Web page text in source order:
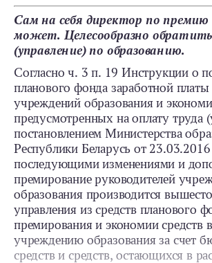
Сам на себя директор по
может. Целесообразно
(управление) по образованию.
Согласно ч. 3 п. 19 Инструкции о
планового фонда заработной платы
учреждений образования и
предусмотренных на оплату труда
постановлением Министерства
Республики Беларусь от
последующими изменениями и
премирование руководителей
образования производится
управления из средств планового
премирования и экономии средств
учреждению образования за счет
средств и средств, остающихся в